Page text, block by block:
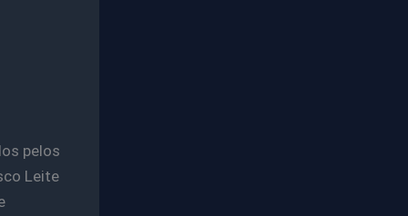
pelos
Leite